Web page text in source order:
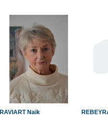
RAVIART Naïk